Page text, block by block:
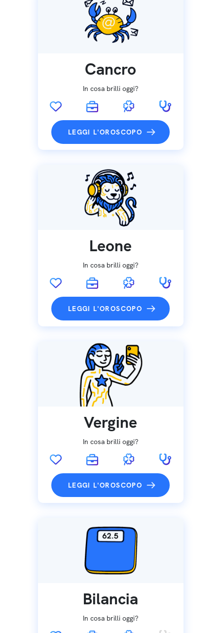
Cancro
In cosa brilli oggi?
LEGGI L'OROSCOPO
Leone
In cosa brilli oggi?
LEGGI L'OROSCOPO
Vergine
In cosa brilli oggi?
LEGGI L'OROSCOPO
Bilancia
In cosa brilli oggi?